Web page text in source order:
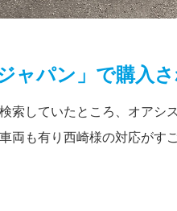
ャパン」で購入
索していたところ、オアシ
両も有り西崎様の対応がす